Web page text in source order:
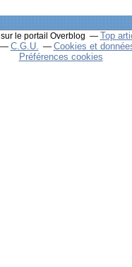
sur le portail Overblog Top
C.G.U.
Cookies et
Préférences cookies